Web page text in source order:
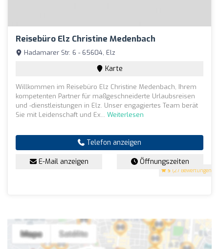
Reisebüro Elz Christine Medenbach
5 (27 Bewertungen)
Hadamarer Str. 6 - 65604, Elz
Karte
Willkommen im Reisebüro Elz Christine Medenbach, Ihrem
kompetenten Partner für maßgeschneiderte Urlaubsreisen
und -dienstleistungen in Elz. Unser engagiertes Team berät
Sie mit Leidenschaft und Ex... Weiterlesen
Telefon anzeigen
E-Mail anzeigen Öffnungszeiten